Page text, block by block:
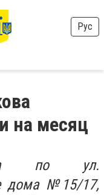
Рус
на месяц
по ул.
дома №15/17,